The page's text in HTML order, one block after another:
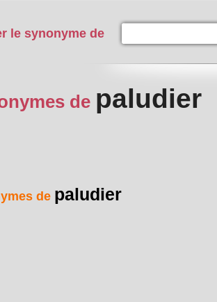
le synonyme de
de paludier
de paludier